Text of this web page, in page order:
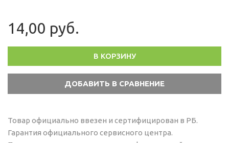
14,00 руб.
В КОРЗИНУ
Товар официально ввезен и сертифицирован в РБ.
Гарантия официального сервисного центра.